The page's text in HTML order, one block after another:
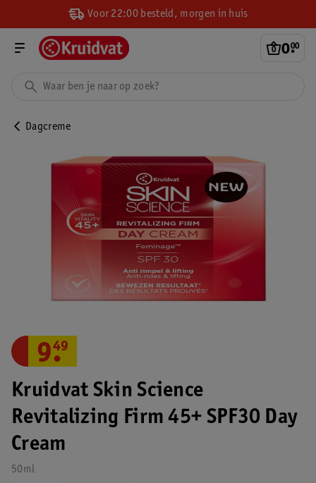
Voor 22:00 besteld, morgen in huis
0.
00
Dagcreme
Kruidvat Skin Science
Revitalizing Firm 45+ SPF30 Day
Cream
50ml
9.
49